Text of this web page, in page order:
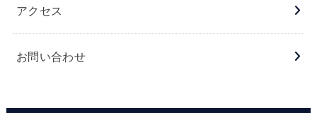
アクセス
お問い合わせ